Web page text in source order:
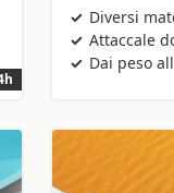
Diversi
Attaccale
Dai peso